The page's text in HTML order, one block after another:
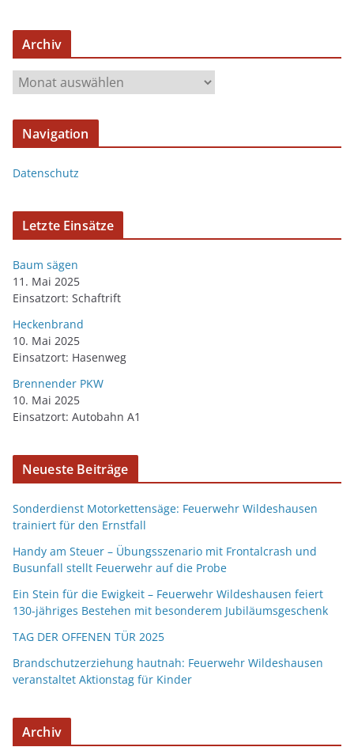
Archiv
Navigation
Datenschutz
Letzte Einsätze
Baum sägen
11. Mai 2025
Einsatzort: Schaftrift
Heckenbrand
10. Mai 2025
Einsatzort: Hasenweg
Brennender PKW
10. Mai 2025
Einsatzort: Autobahn A1
Neueste Beiträge
Sonderdienst Motorkettensäge: Feuerwehr Wildeshausen
trainiert für den Ernstfall
Handy am Steuer – Übungsszenario mit Frontalcrash und
Busunfall stellt Feuerwehr auf die Probe
Ein Stein für die Ewigkeit – Feuerwehr Wildeshausen feiert
130-jähriges Bestehen mit besonderem Jubiläumsgeschenk
TAG DER OFFENEN TÜR 2025
Brandschutzerziehung hautnah: Feuerwehr Wildeshausen
veranstaltet Aktionstag für Kinder
Archiv